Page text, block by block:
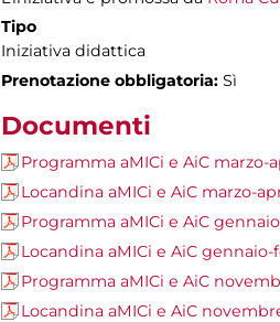
Tipo
Iniziativa didattica
Prenotazione obbligatoria: Sì
Documenti
Programma aMICi e AiC marzo-
Locandina aMICi e AiC marzo-
Programma aMICi e AiC
Locandina aMICi e AiC gennaio-
Programma aMICi e AiC
Locandina aMICi e AiC